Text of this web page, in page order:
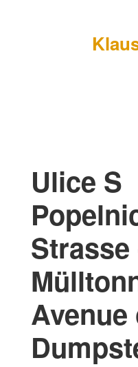
Ulice S
Strasse
Avenue